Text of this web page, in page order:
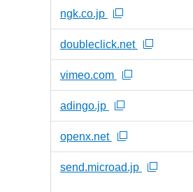
グ
キ
ngk.co.jp
doubleclick.net
vimeo.com
adingo.jp
openx.net
send.microad.jp